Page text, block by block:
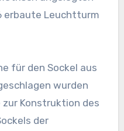
erbaute Leuchtturm
für den Sockel aus
wurden
Konstruktion des
der